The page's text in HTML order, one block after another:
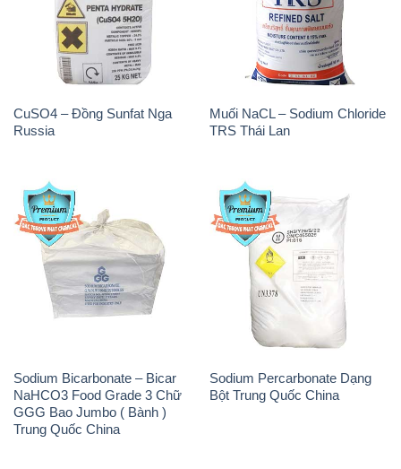
CuSO4 – Đồng Sunfat Nga
Russia
Muối NaCL – Sodium Chloride
TRS Thái Lan
Sodium Bicarbonate – Bicar
NaHCO3 Food Grade 3 Chữ
GGG Bao Jumbo ( Bành )
Trung Quốc China
Sodium Percarbonate Dạng
Bột Trung Quốc China